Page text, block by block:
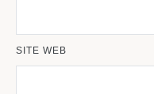
SITE WEB